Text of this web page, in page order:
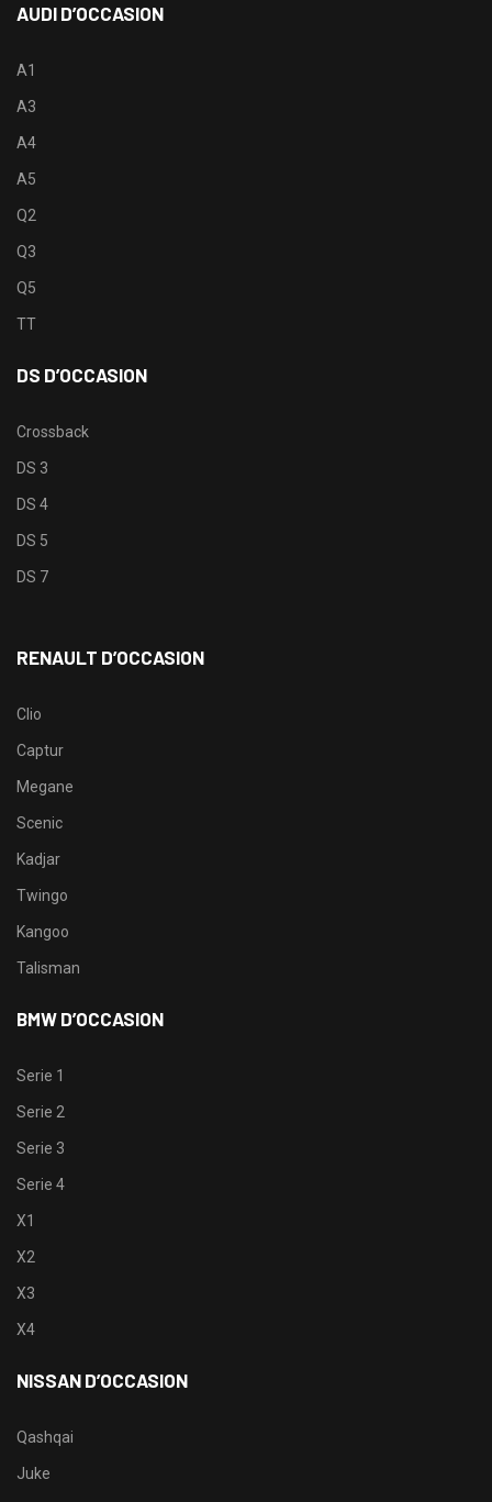
AUDI D’OCCASION
A1
A3
A4
A5
Q2
Q3
Q5
TT
DS D’OCCASION
Crossback
DS 3
DS 4
DS 5
DS 7
RENAULT D’OCCASION
Clio
Captur
Megane
Scenic
Kadjar
Twingo
Kangoo
Talisman
BMW D’OCCASION
Serie 1
Serie 2
Serie 3
Serie 4
X1
X2
X3
X4
NISSAN D’OCCASION
Qashqai
Juke